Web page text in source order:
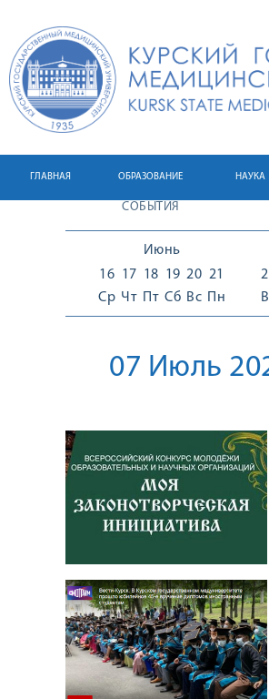
ГЛАВНАЯ ОБРАЗОВАНИЕ НАУКА
СОБЫТИЯ
Июнь
16
Ср
17
Чт
18
Пт
19
Сб
20
Вс
21
Пн
07 Июль